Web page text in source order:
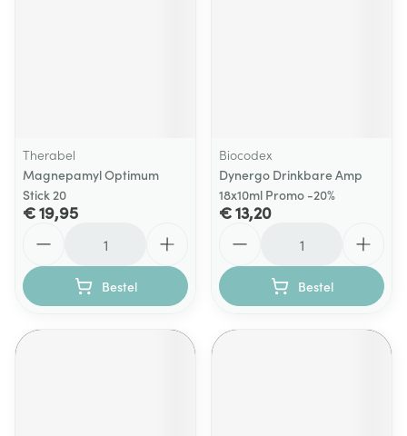
Therabel
Magnepamyl Optimum
Stick 20
€ 19,95
Bestel
Biocodex
Dynergo Drinkbare Amp
18x10ml Promo -20%
€ 13,20
Bestel